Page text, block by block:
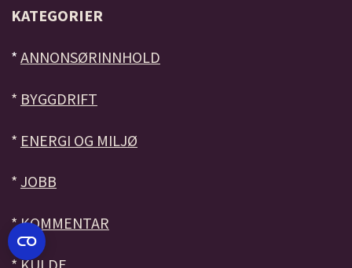
KATEGORIER
* ANNONSØRINNHOLD
* BYGGDRIFT
* ENERGI OG MILJØ
* JOBB
*KOMMENTAR